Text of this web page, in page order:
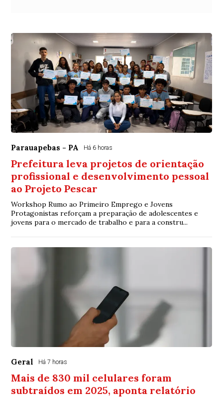
Parauapebas - PA Há 6 horas
Prefeitura leva projetos de orientação
profissional e desenvolvimento pessoal
ao Projeto Pescar
Workshop Rumo ao Primeiro Emprego e Jovens
Protagonistas reforçam a preparação de adolescentes e
jovens para o mercado de trabalho e para a constru...
Geral Há 7 horas
Mais de 830 mil celulares foram
subtraídos em 2025, aponta relatório